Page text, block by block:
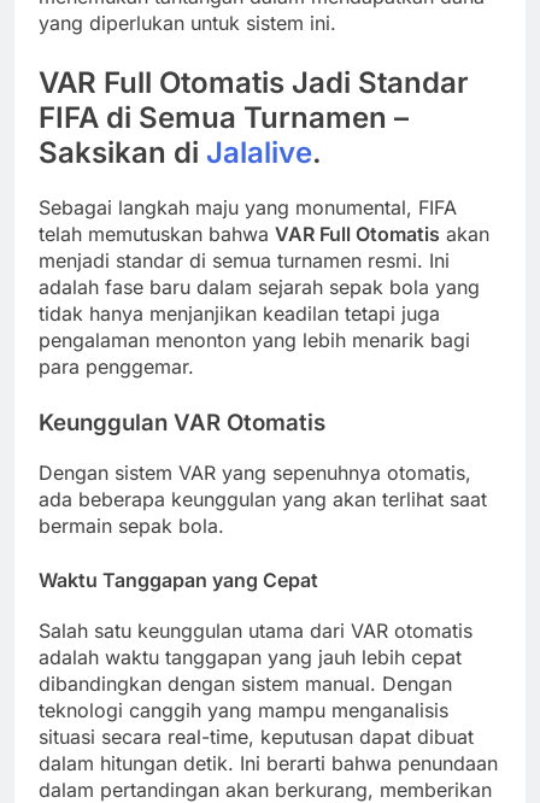
yang diperlukan untuk sistem ini.
VAR Full Otomatis Jadi Standar
FIFA di Semua Turnamen –
Saksikan di Jalalive.
Sebagai langkah maju yang monumental, FIFA
telah memutuskan bahwa VAR Full Otomatis akan
menjadi standar di semua turnamen resmi. Ini
adalah fase baru dalam sejarah sepak bola yang
tidak hanya menjanjikan keadilan tetapi juga
pengalaman menonton yang lebih menarik bagi
para penggemar.
Keunggulan VAR Otomatis
Dengan sistem VAR yang sepenuhnya otomatis,
ada beberapa keunggulan yang akan terlihat saat
bermain sepak bola.
Waktu Tanggapan yang Cepat
Salah satu keunggulan utama dari VAR otomatis
adalah waktu tanggapan yang jauh lebih cepat
dibandingkan dengan sistem manual. Dengan
teknologi canggih yang mampu menganalisis
situasi secara real-time, keputusan dapat dibuat
dalam hitungan detik. Ini berarti bahwa penundaan
dalam pertandingan akan berkurang, memberikan